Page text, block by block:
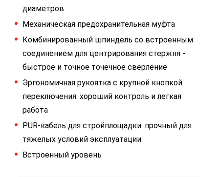
диаметров
Механическая предохранительная муфта
Комбинированный шпиндель со встроенным
соединением для центрирования стержня -
быстрое и точное точечное сверление
Эргономичная рукоятка с крупной кнопкой
переключения: хороший контроль и легкая
работа
PUR-кабель для стройплощадки: прочный для
тяжелых условий эксплуатации
Встроенный уровень